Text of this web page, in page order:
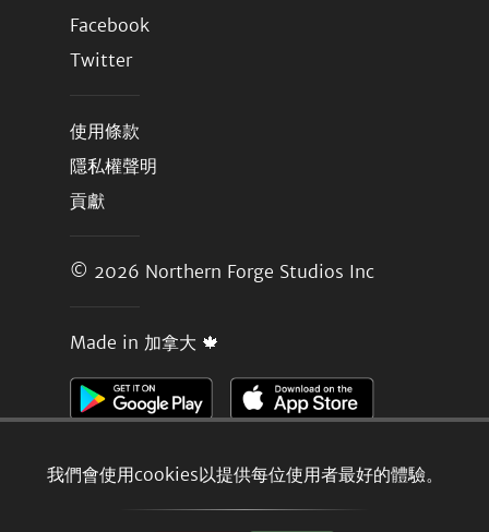
我們會使用cookies以提供每位使用者最好的體驗。
Facebook
Twitter
使用條款
隱私權聲明
貢獻
© 2026 Northern Forge Studios Inc
Made in 加拿大 🍁